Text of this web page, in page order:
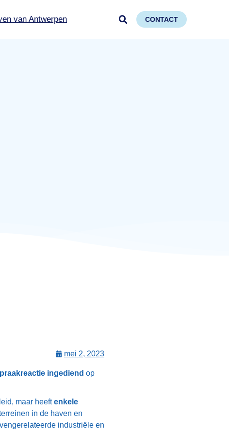
van Antwerpen CONTACT
mei 2, 2023
ingediend op
maar heeftenkele
in de haven en
industriële en